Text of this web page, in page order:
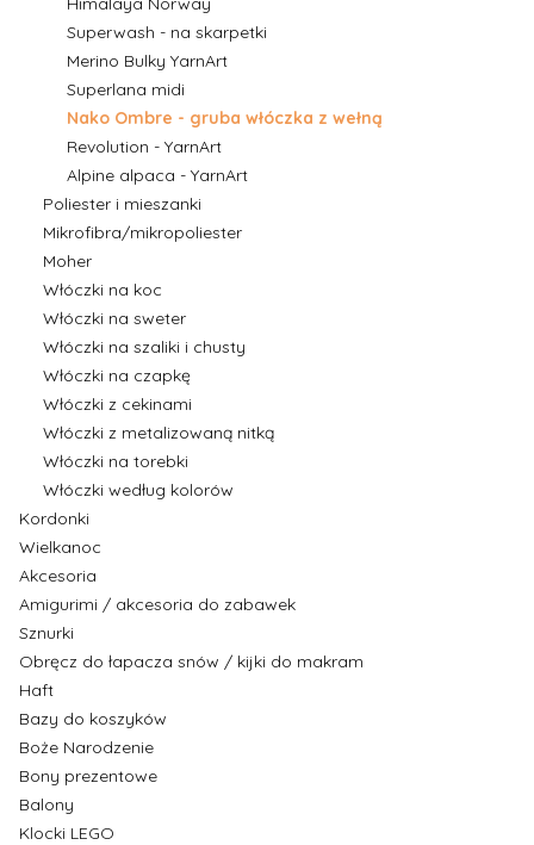
Superwash - na skarpetki
Merino Bulky YarnArt
Superlana midi
Nako Ombre - gruba włóczka z wełną
Revolution - YarnArt
Alpine alpaca - YarnArt
Poliester i mieszanki
Mikrofibra/mikropoliester
Moher
Włóczki na koc
Włóczki na sweter
Włóczki na szaliki i chusty
Włóczki na czapkę
Włóczki z cekinami
Włóczki z metalizowaną nitką
Włóczki na torebki
Włóczki według kolorów
Kordonki
Wielkanoc
Akcesoria
Amigurimi / akcesoria do zabawek
Sznurki
Obręcz do łapacza snów / kijki do makram
Haft
Bazy do koszyków
Boże Narodzenie
Bony prezentowe
Balony
Klocki LEGO